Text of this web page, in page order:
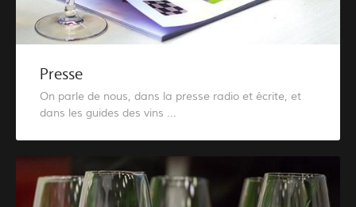
Presse
On parle de nous, dans la presse radio et écrite, et
dans les guides des vins ...